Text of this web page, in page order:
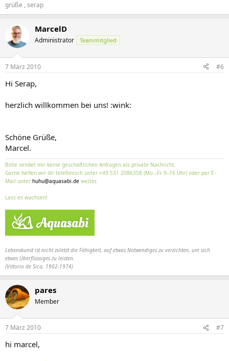
grüße , serap
MarcelD
Administrator Teammitglied
7 März 2010 #6
Hi Serap,
herzlich willkommen bei uns! :wink:
Schöne Grüße,
Marcel.
Bitte sendet mir keine geschäftlichen Anfragen als private Nachricht.
Gerne helfen wir dir telefonisch unter +49 531 2086358 (Mo.–Fr. 9–16 Uhr) oder per E-
Mail unter huhu@aquasabi.de weiter.
Lass es wachsen!
Lebenskunst ist nicht zuletzt die Fähigkeit, auf etwas Notwendiges zu verzichten, um sich
etwas Überflüssiges zu leisten.
(Vittorio de Sica, 1902-1974)
pares
Member
7 März 2010 #7
hi marcel,